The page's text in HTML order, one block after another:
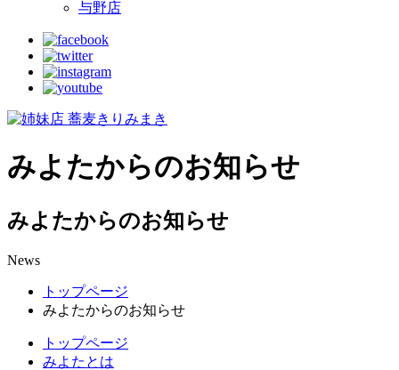
与野店
みよたからのお知らせ
みよたからのお知らせ
News
トップページ
みよたからのお知らせ
トップページ
みよたとは